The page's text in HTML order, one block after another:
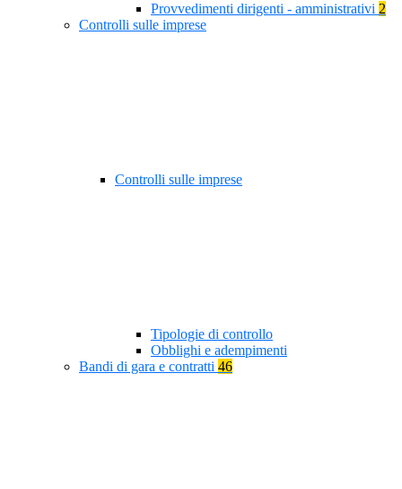
Provvedimenti dirigenti - amministrativi 2
Controlli sulle imprese
Controlli sulle imprese
Tipologie di controllo
Obblighi e adempimenti
Bandi di gara e contratti 46